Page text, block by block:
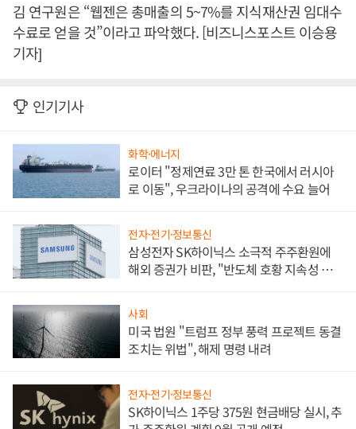
김 연구원은 “웹젠은 총매출의 5~7%를 지식재산권 임대수
수료로 얻을 것”이라고 파악했다. [비즈니스포스트 이승용
기자]
인기기사
화학·에너지
로이터 "정제연료 3만 톤 한국에서 러시아
로 이동", 우크라이나의 공격에 수요 늘어
전자·전기·정보통신
삼성전자 SK하이닉스 소극적 주주환원에
해외 증권가 비판, "반도체 호황 지속성 의
사회
미국 법원 "트럼프 정부 풍력 프로젝트 동결
조치는 위법", 해제 명령 내려
전자·전기·정보통신
SK하이닉스 1주당 375원 현금배당 실시, 추